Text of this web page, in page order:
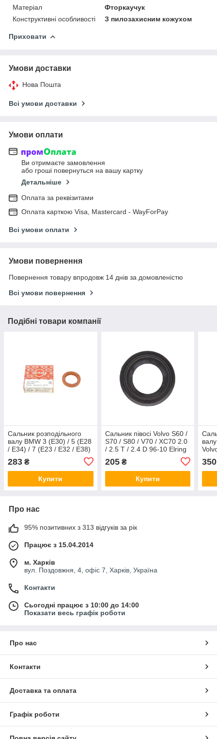
Матеріал
Фторкаучук
Конструктивні особливості
З пилозахисним кожухом
Приховати
Умови доставки
Нова Пошта
Всі умови доставки
Умови оплати
Ви отримаєте замовлення
або гроші повернуться на вашу картку
Детальніше
Оплата за реквізитами
Оплата карткою Visa, Mastercard - WayForPay
Всі умови оплати
Умови повернення
Повернення товару впродовж 14 днів за домовленістю
Всі умови повернення
Подібні товари компанії
Сальник розподільного
валу BMW 3 (E30) / 5 (E28
/ E34) / 7 (E23 / E32 / E38)
M70 / M73 / S14 Elring
562939
283 ₴
Купити
Сальник півосі Volvo S60 /
S70 / S80 / V70 / XC70 2.0
/ 2.5 T / 2.4 D 96-10 Elring
205₴
Купити
350
Про нас
95% позитивних з 313 відгуків за рік
Працює з 15.04.2014
м. Харків
вул. Поздовжня, 4, офіс 7, Харків, Україна
Контакти
Сьогодні працює з 10:00 до 14:00
Показати весь графік роботи
Про нас
Контакти
Доставка та оплата
Графік роботи